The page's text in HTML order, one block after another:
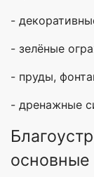
-
- зелёные
- пруды,
- дренажные